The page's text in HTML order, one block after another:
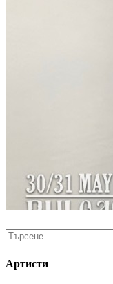
Артисти